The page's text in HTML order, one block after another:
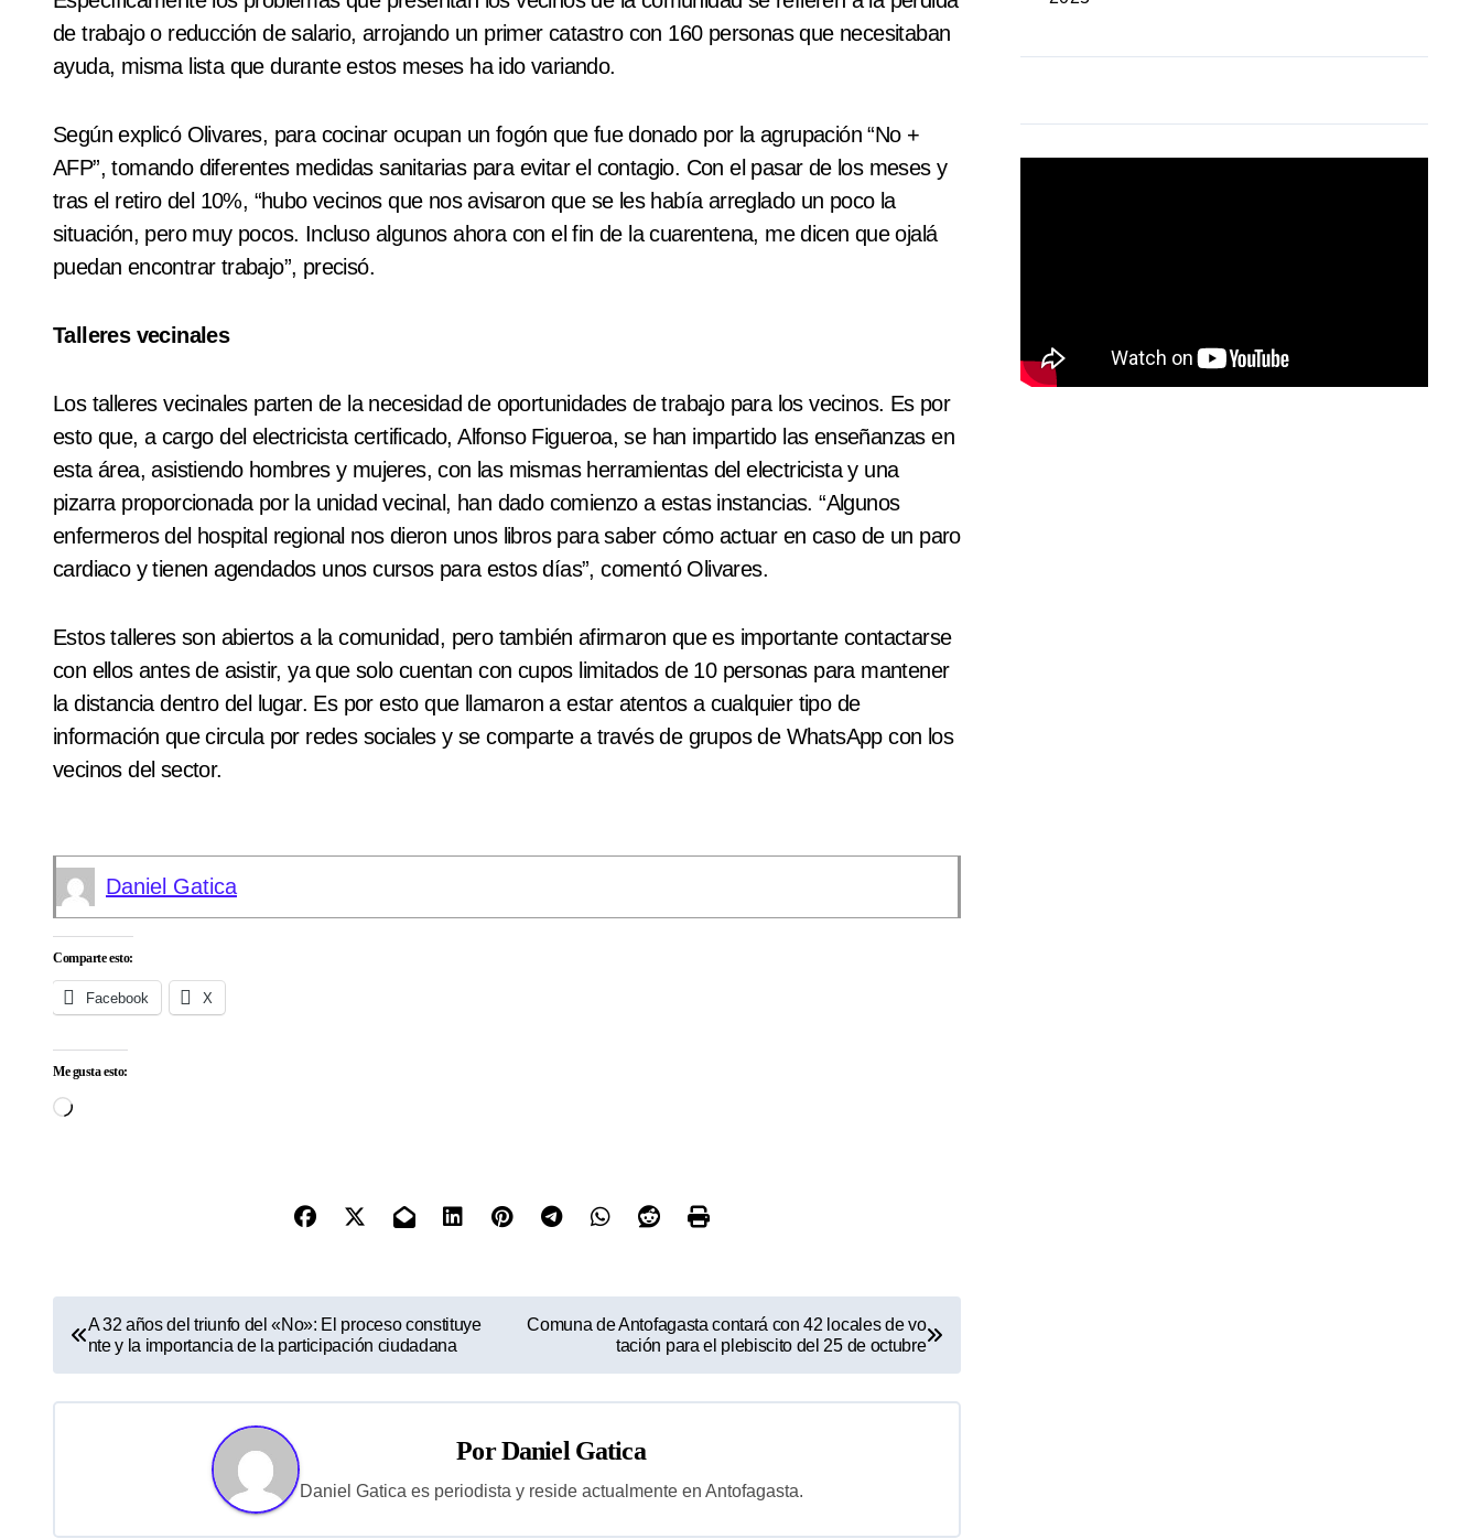
de trabajo o reducción de salario, arrojando un primer catastro con 160 personas que necesitaban
ayuda, misma lista que durante estos meses ha ido variando.
Según explicó Olivares, para cocinar ocupan un fogón que fue donado por la agrupación “No +
AFP”, tomando diferentes medidas sanitarias para evitar el contagio. Con el pasar de los meses y
tras el retiro del 10%, “hubo vecinos que nos avisaron que se les había arreglado un poco la
situación, pero muy pocos. Incluso algunos ahora con el fin de la cuarentena, me dicen que ojalá
puedan encontrar trabajo”, precisó.
Talleres vecinales
Los talleres vecinales parten de la necesidad de oportunidades de trabajo para los vecinos. Es por
esto que, a cargo del electricista certificado, Alfonso Figueroa, se han impartido las enseñanzas en
esta área, asistiendo hombres y mujeres, con las mismas herramientas del electricista y una
pizarra proporcionada por la unidad vecinal, han dado comienzo a estas instancias. “Algunos
enfermeros del hospital regional nos dieron unos libros para saber cómo actuar en caso de un paro
cardiaco y tienen agendados unos cursos para estos días”, comentó Olivares.
Estos talleres son abiertos a la comunidad, pero también afirmaron que es importante contactarse
con ellos antes de asistir, ya que solo cuentan con cupos limitados de 10 personas para mantener
la distancia dentro del lugar. Es por esto que llamaron a estar atentos a cualquier tipo de
información que circula por redes sociales y se comparte a través de grupos de WhatsApp con los
vecinos del sector.
Daniel Gatica
Comparte esto:
Facebook X
Me gusta esto:
Cargando...
a
v
A 32 años del triunfo del «No»: El proceso constituye
nte y la importancia de la participación ciudadana
Comuna de Antofagasta contará con 42 locales de vo
tación para el plebiscito del 25 de octubre
PorDaniel Gatica
Daniel Gatica es periodista y reside actualmente en Antofagasta.